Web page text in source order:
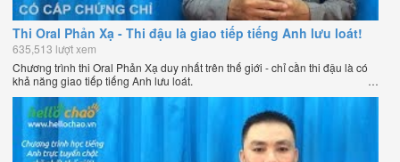
Thi Oral Phản Xạ - Thi đậu là giao tiếp tiếng Anh lưu loát!
635,513 lượt xem
Chương trình thi Oral Phản Xạ duy nhất trên thế giới - chỉ cần thi đậu là có
khả năng giao tiếp tiếng Anh lưu loát.